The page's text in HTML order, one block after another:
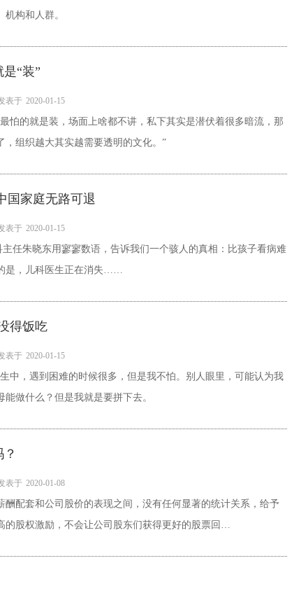
机构和人群。
“装”
表于 2020-01-15
怕的就是装，场面上啥都不讲，私下其实是潜伏着很多暗流，那
，组织越大其实越需要透明的文化。”
国家庭无路可退
表于 2020-01-15
主任朱晓东用寥寥数语，告诉我们一个骇人的真相：比孩子看病难
是，儿科医生正在消失……
得饭吃
表于 2020-01-15
中，遇到困难的时候很多，但是我不怕。别人眼里，可能认为我
能做什么？但是我就是要拼下去。
表于 2020-01-08
酬配套和公司股价的表现之间，没有任何显著的统计关系，给予
的股权激励，不会让公司股东们获得更好的股票回…